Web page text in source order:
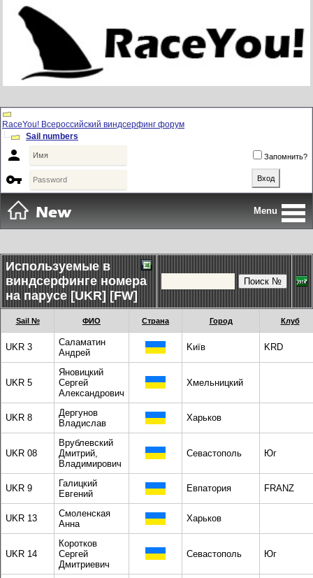
RaceYou! Всероссийский виндсерфинг форум
Sail numbers
 Запомнить?

Menu
Используемые в
виндсерфинге номера
на парусе [UKR] [FW]
Sail № ФИО Страна Город Клуб
UKR 3
Саламатин
Андрей
Kиїв KRD
UKR 5
Яновицкий
Сергей
Александрович
Хмельницкий
UKR 8
Дергунов
Владислав
Харьков
UKR 08
Врублевский
Дмитрий,
Владимирович
Севастополь Юг
UKR 9
Галицкий
Евгений
Евпатория FRANZ
UKR 13
Смоленская
Анна
Харьков
UKR 14
Коротков
Сергей
Дмитриевич
Севастополь Юг